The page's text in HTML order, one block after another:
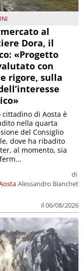
al
Dora, il
«Progetto
con
rigore, sulla
di
Alessandro Bianchet
il 06/08/2026
cittadino di Aosta è
nella quarta
del Consiglio
dove ha ribadito
al momento, sia